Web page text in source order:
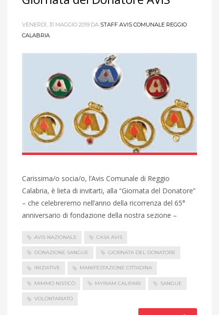
VENERDÌ, 31 MAGGIO 2019 DA STAFF AVIS COMUNALE REGGIO
CALABRIA
Carissima/o socia/o, l’Avis Comunale di Reggio
Calabria, è lieta di invitarti, alla “Giornata del Donatore”
– che celebreremo nell’anno della ricorrenza del 65°
anniversario di fondazione della nostra sezione –
AVIS NAZIONALE CASA AVIS
DONAZIONE SANGUE GIORNATA DEL DONATORE
INIZIATIVE MANIFESTAZIONE CITTADINA
MIMMO NISTICÒ MYRIAM CALIPARI SANGUE
VOLONTARIATO